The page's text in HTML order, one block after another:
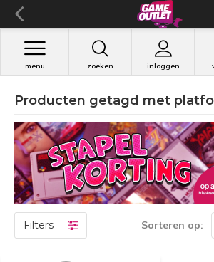
zoeken inloggen
menu
Producten getagd met
Filters Sorteren op: